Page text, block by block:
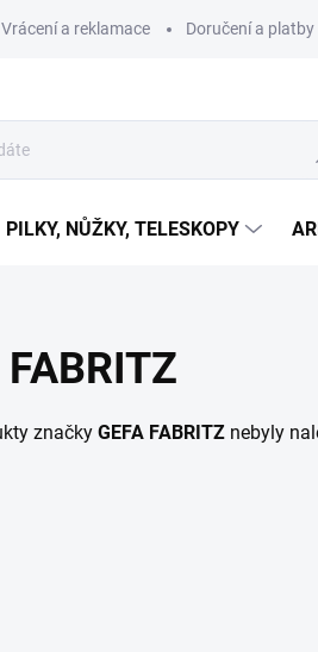
Vrácení a reklamace Doručení a platby
PILKY, NŮŽKY, TELESKOPY
FABRITZ
značky GEFA FABRITZ nebyly